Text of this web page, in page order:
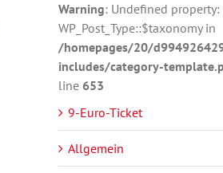
Warning: Undefined property:
WP_Post_Type::$taxonomy in
/homepages/20/
includes/category-
line 653
9-Euro-Ticket
Allgemein